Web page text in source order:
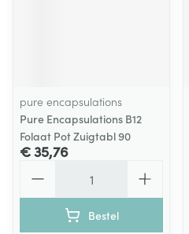
pure encapsulations
Pure Encapsulations B12
Folaat Pot Zuigtabl 90
€ 35,76
Bestel